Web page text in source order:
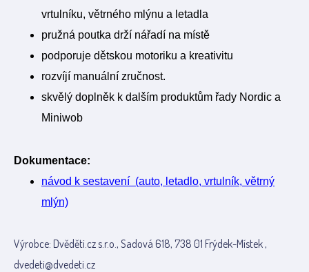
vrtulníku, větrného mlýnu a letadla
pružná poutka drží nářadí na místě
podporuje dětskou motoriku a kreativitu
rozvíjí manuální zručnost.
skvělý doplněk k dalším produktům řady Nordic a
Miniwob
Dokumentace:
návod k sestavení (auto, letadlo, vrtulník, větrný
mlýn)
Výrobce: Dvěděti.cz s.r.o., Sadová 618, 738 01 Frýdek-Místek ,
dvedeti@dvedeti.cz